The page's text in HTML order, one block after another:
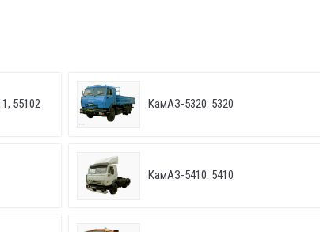
55102 КамАЗ-5320: 5320
КамАЗ-5410: 5410